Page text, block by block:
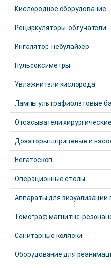
Кислородное оборудование
Рециркуляторы-облучатели
Ингалятор-небулайзер
Пульсоксиметры
Увлажнители кислорода
Лампы ультрафиолетовые
Отсасыватели
Дозаторы шприцевые и
Негатоскоп
Операционные столы
Аппараты для визуализации
Томограф магнитно-
Санитарные коляски
Оборудование для